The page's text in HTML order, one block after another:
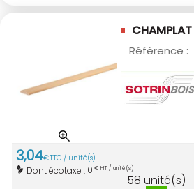
Référence :
3,04€TTC / unité(s)
Dont écotaxe : 0 € HT / unité(s)
58 unité(s)